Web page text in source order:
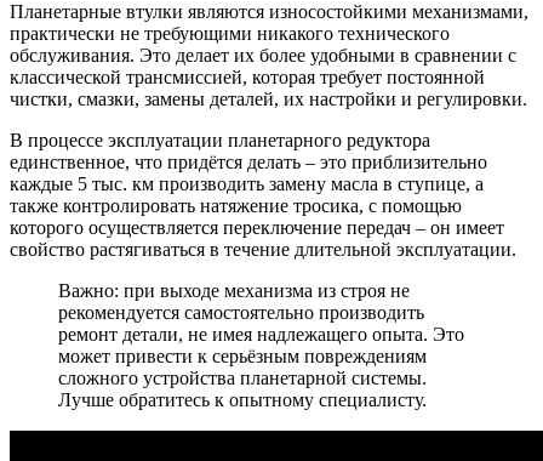
Планетарные втулки являются износостойкими механизмами,
практически не требующими никакого технического
обслуживания. Это делает их более удобными в сравнении с
классической трансмиссией, которая требует постоянной
чистки, смазки, замены деталей, их настройки и регулировки.
В процессе эксплуатации планетарного редуктора
единственное, что придётся делать – это приблизительно
каждые 5 тыс. км производить замену масла в ступице, а
также контролировать натяжение тросика, с помощью
которого осуществляется переключение передач – он имеет
свойство растягиваться в течение длительной эксплуатации.
Важно: при выходе механизма из строя не
рекомендуется самостоятельно производить
ремонт детали, не имея надлежащего опыта. Это
может привести к серьёзным повреждениям
сложного устройства планетарной системы.
Лучше обратитесь к опытному специалисту.